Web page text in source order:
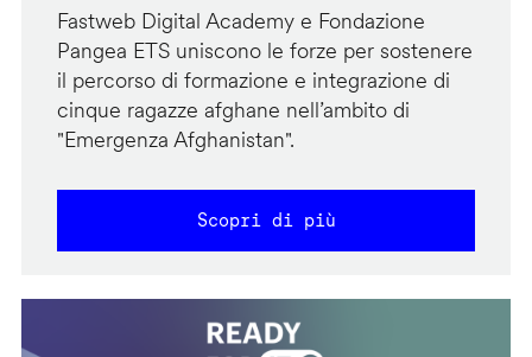
Fastweb Digital Academy e Fondazione
Pangea ETS uniscono le forze per sostenere
il percorso di formazione e integrazione di
cinque ragazze afghane nell’ambito di
"Emergenza Afghanistan".
Scopri di più